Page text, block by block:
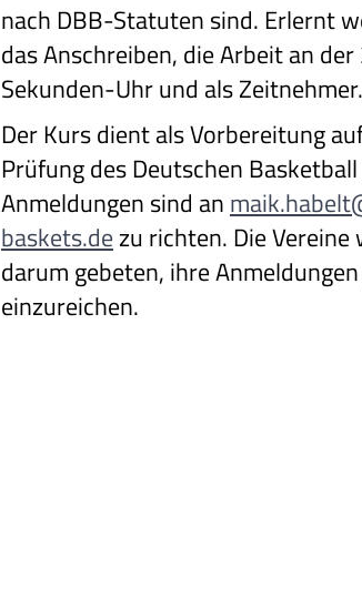
nach DBB-Statuten sind. Erlernt
das Anschreiben, die Arbeit an
Sekunden-Uhr und als Zeitnehmer.
Der Kurs dient als Vorbereitung
Prüfung des Deutschen
Anmeldungen sind an
baskets.de zu richten. Die Vereine
darum gebeten, ihre
einzureichen.